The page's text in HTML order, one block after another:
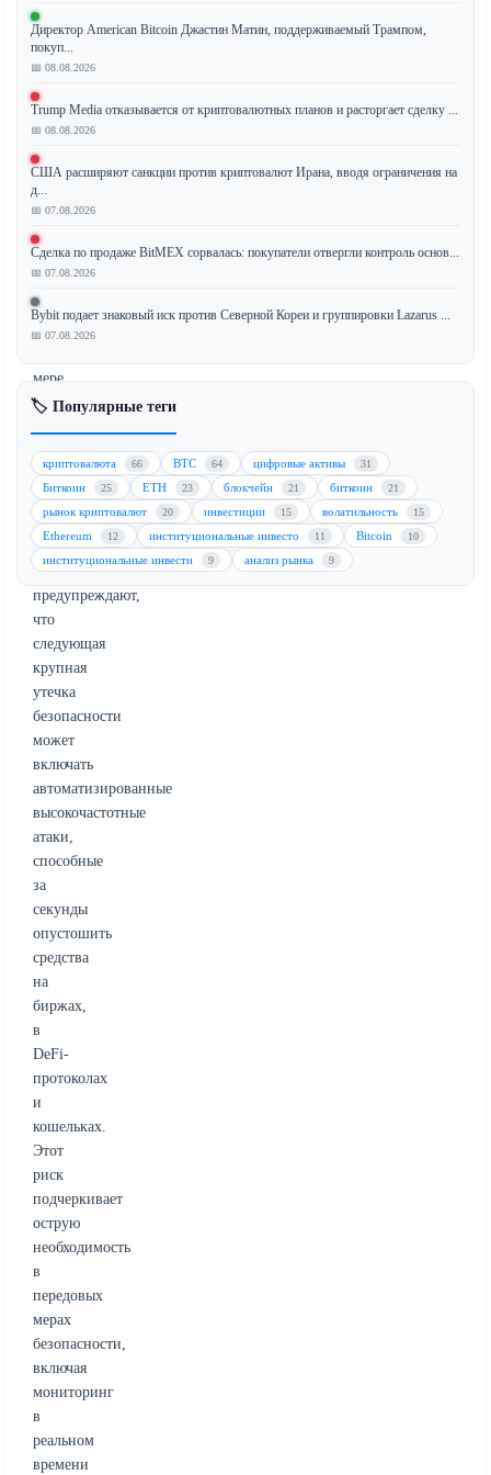
криптовалют
сталкивается
с
растущей
угрозой:
потенциальный
взлом
на
миллиард
долларов,
осуществляемый
со
сверхчеловеческой
скоростью.
мере
развития
блокчейна
расширяются
и
возможности
злоумышленников.
Эксперты
предупреждают,
что
следующая
крупная
утечка
безопасности
может
включать
автоматизированные
высокочастотные
атаки,
способные
за
секунды
опустошить
средства
на
биржах,
в
DeFi-
протоколах
и
кошельках.
Этот
риск
подчеркивает
острую
необходимость
в
передовых
мерах
безопасности,
включая
мониторинг
в
реальном
времени
Директор American Bitcoin Джастин Матин, поддерживаемый Трампом,
покуп...
📅 08.08.2026
Trump Media отказывается от криптовалютных планов и расторгает сделку ...
📅 08.08.2026
США расширяют санкции против криптовалют Ирана, вводя ограничения на
д...
📅 07.08.2026
Сделка по продаже BitMEX сорвалась: покупатели отвергли контроль основ...
📅 07.08.2026
Bybit подает знаковый иск против Северной Кореи и группировки Lazarus ...
📅 07.08.2026
🏷️ Популярные теги
криптовалюта 66 BTC 64 цифровые активы 31
Биткоин 25 ETH 23 блокчейн 21 биткоин 21
рынок криптовалют 20 инвестиции 15 волатильность 15
Ethereum 12 институциональные инвесто 11 Bitcoin 10
институциональные инвести 9 анализ рынка 9